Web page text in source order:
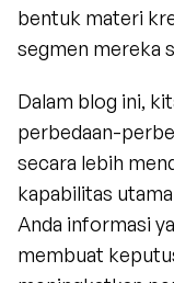
bentuk materi
segmen mereka
Dalam blog ini,
perbedaan-
secara lebih
kapabilitas
Anda informasi
membuat